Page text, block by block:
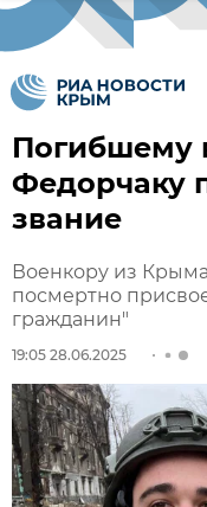
Погибшему
Федорчаку
звание
Военкору из
посмертно
гражданин"
19:05 28.06.2025